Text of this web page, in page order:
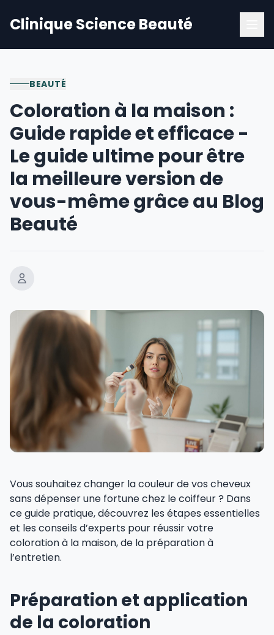
Clinique Science Beauté
BEAUTÉ
Coloration à la maison :
Guide rapide et efficace -
Le guide ultime pour être
la meilleure version de
vous-même grâce au Blog
Beauté
Vous souhaitez changer la couleur de vos cheveux
sans dépenser une fortune chez le coiffeur ? Dans
ce guide pratique, découvrez les étapes essentielles
et les conseils d’experts pour réussir votre
coloration à la maison, de la préparation à
l’entretien.
Préparation et application
de la coloration